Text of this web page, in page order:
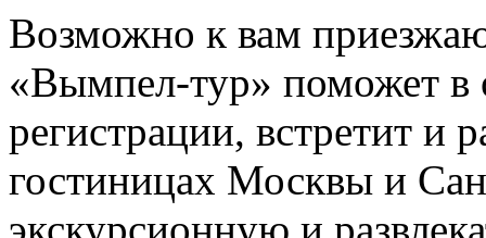
Возможно к вам
«Вымпел-тур» поможет
регистрации, встретит и
гостиницах Москвы и